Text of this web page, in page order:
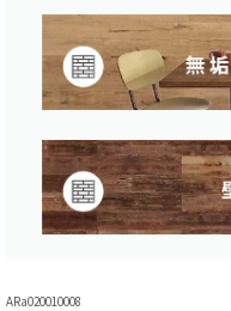
ARa020010008